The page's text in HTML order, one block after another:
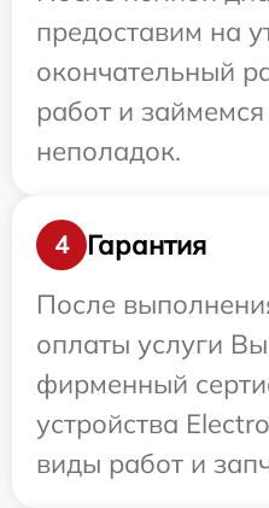
предоставим на
окончательный
работ и
неполадок.
4
Гарантия
После
оплаты услуги
фирменный
устройства
виды работ и